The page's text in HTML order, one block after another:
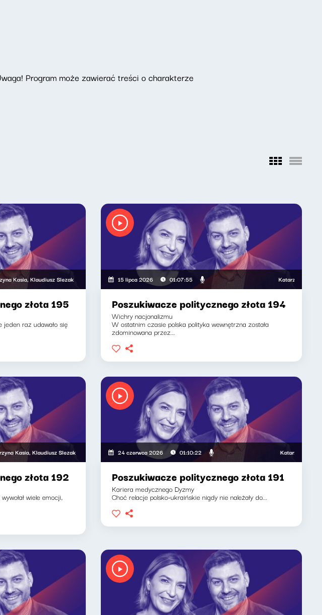
Program może zawierać treści o charakterze
Kasia, Klaudiusz Slezak
złota 195
raz udawało się
15 lipca 2026 01:07:55 Katarzyna Kasia,
Poszukiwacze politycznego złota 194
Wichry nacjonalizmu
W ostatnim czasie polska polityka wewnętrzna została
zdominowana przez...
Kasia, Klaudiusz Slezak
złota 192
wiele emocji,
24 czerwca 2026 01:10:22 Katarzyna Kasia,
Poszukiwacze politycznego złota 191
Kariera medycznego Dyzmy
Choć relacje polsko-ukraińskie nigdy nie należały do...